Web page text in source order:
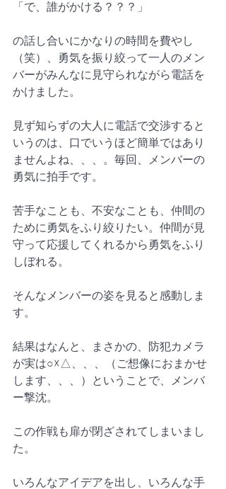
「で、誰がかける？？？」
の話し合いにかなりの時間を費やし
（笑）、勇気を振り絞って一人のメン
バーがみんなに見守られながら電話を
かけました。
見ず知らずの大人に電話で交渉すると
いうのは、口でいうほど簡単ではあり
ませんよね、、、。毎回、メンバーの
勇気に拍手です。
苦手なことも、不安なことも、仲間の
ために勇気をふり絞りたい。仲間が見
守って応援してくれるから勇気をふり
しぼれる。
そんなメンバーの姿を見ると感動しま
す。
結果はなんと、まさかの、防犯カメラ
が実は○☓△、、、（ご想像におまかせ
します、、、）ということで、メンバ
ー撃沈。
この作戦も扉が閉ざされてしまいまし
た。
いろんなアイデアを出し、いろんな手